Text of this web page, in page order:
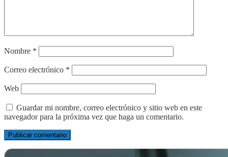
Nombre *
Correo electrónico *
Web
Guardar mi nombre, correo electrónico y sitio web en este
navegador para la próxima vez que haga un comentario.